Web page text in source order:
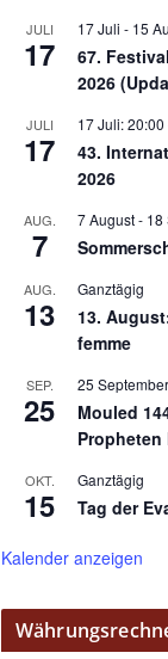
JULI
17
17 Juli - 15
67.
2026
JULI
17
17 Juli: 20:00
43.
2026
AUG.
7
7 August- 18
AUG.
13
Ganztägig
13.
femme
SEP.
25
25 September
Mouled
Propheten
OKT.
15
Ganztägig
Tag der
Kalender anzeigen